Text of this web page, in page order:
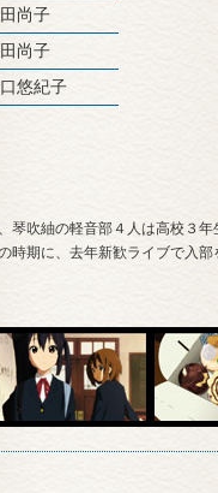
尚子
尚子
悠紀子
琴吹紬の軽音部４人は高校３
時期に、去年新歓ライブで入